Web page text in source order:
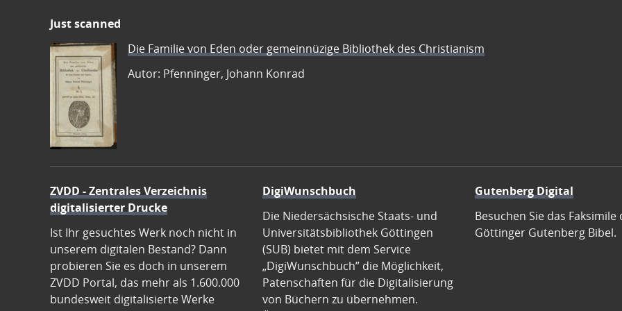
Just scanned
Die Familie von Eden oder gemeinnüzige Bibliothek des Christianism
Autor: Pfenninger, Johann Konrad
ZVDD - Zentrales Verzeichnis
digitalisierter Drucke
Ist Ihr gesuchtes Werk noch nicht in
unserem digitalen Bestand? Dann
probieren Sie es doch in unserem
ZVDD Portal, das mehr als 1.600.000
bundesweit digitalisierte Werke
DigiWunschbuch
Die Niedersächsische Staats- und
Universitätsbibliothek Göttingen
(SUB) bietet mit dem Service
„DigiWunschbuch” die Möglichkeit,
Patenschaften für die Digitalisierung
von Büchern zu übernehmen.
Gutenberg Digital
Besuchen Sie das Faksimile
Göttinger Gutenberg Bibel.